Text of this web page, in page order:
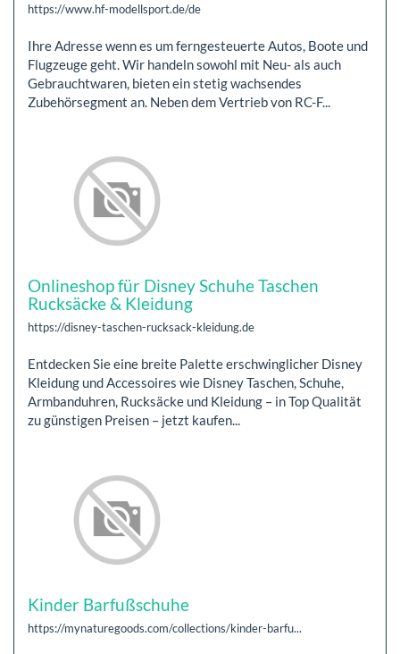
https://www.hf-modellsport.de/de
Ihre Adresse wenn es um ferngesteuerte Autos, Boote und
Flugzeuge geht. Wir handeln sowohl mit Neu- als auch
Gebrauchtwaren, bieten ein stetig wachsendes
Zubehörsegment an. Neben dem Vertrieb von RC-F...
Onlineshop für Disney Schuhe Taschen
Rucksäcke & Kleidung
https://disney-taschen-rucksack-kleidung.de
Entdecken Sie eine breite Palette erschwinglicher Disney
Kleidung und Accessoires wie Disney Taschen, Schuhe,
Armbanduhren, Rucksäcke und Kleidung – in Top Qualität
zu günstigen Preisen – jetzt kaufen...
Kinder Barfußschuhe
https://mynaturegoods.com/collections/kinder-barfu...